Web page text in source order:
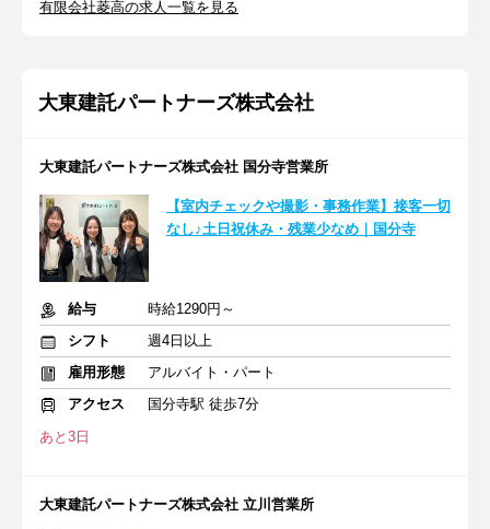
有限会社菱高の求人一覧を見る
大東建託パートナーズ株式会社
大東建託パートナーズ株式会社 国分寺営業所
【室内チェックや撮影・事務作業】接客一切
なし♪土日祝休み・残業少なめ｜国分寺
給与
時給1290円～
シフト
週4日以上
雇用形態
アルバイト・パート
アクセス
国分寺駅 徒歩7分
あと3日
大東建託パートナーズ株式会社 立川営業所